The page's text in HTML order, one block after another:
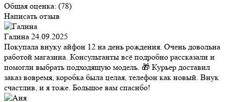
Общая оценка: (78)
Написать отзыв
Галина 24.09.2025
Покупала внуку айфон 12 на день рождения. Очень довольна
работой магазина. Консультанты всё подробно рассказали и
помогли выбрать подходящую модель. 🎁 Курьер доставил
заказ вовремя, коробка была целая, телефон как новый. Внук
счастлив, и я тоже. Большое вам спасибо!